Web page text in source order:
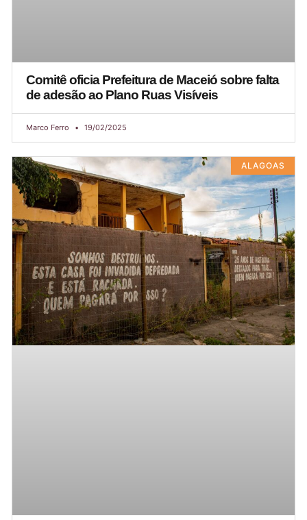
Comitê oficia Prefeitura de Maceió sobre falta
de adesão ao Plano Ruas Visíveis
Marco Ferro 19/02/2025
ALAGOAS